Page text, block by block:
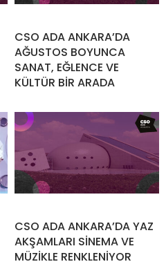
CSO ADA ANKARA’DA
AĞUSTOS BOYUNCA
SANAT, EĞLENCE VE
KÜLTÜR BİR ARADA
CSO ADA ANKARA’DA YAZ
AKŞAMLARI SİNEMA VE
MÜZİKLE RENKLENİYOR